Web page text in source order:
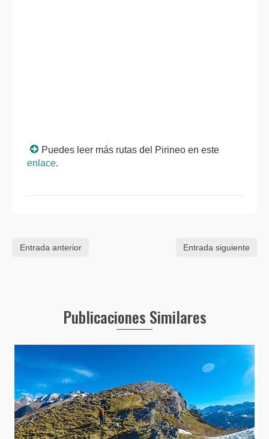
Puedes leer más rutas del Pirineo en este
enlace.
Entrada anterior Entrada siguiente
Publicaciones Similares